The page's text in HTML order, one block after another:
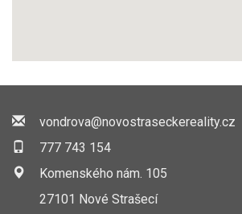
vondrova@novostraseckereality.cz
777 743 154
Komenského nám. 105
27101 Nové Strašecí